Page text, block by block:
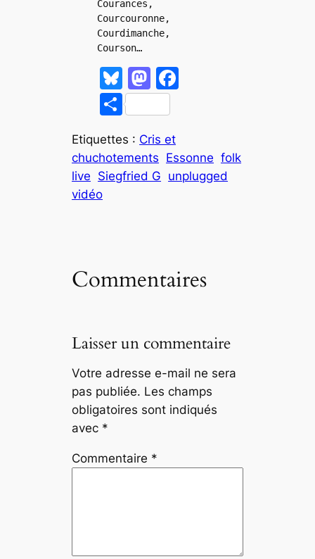
Courances,
Courcouronne,
Courdimanche,
Courson…
Bl
u
e
s
k
y
M
a
st
o
d
o
F
b
o
P
ta
g
Etiquettes : Cris et
chuchotements Essonne folk
live Siegfried G unplugged
vidéo
Commentaires
Laisser un commentaire
Votre adresse e-mail ne sera
pas publiée. Les champs
obligatoires sont indiqués
avec *
Commentaire *